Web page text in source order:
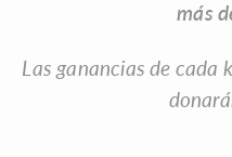
más
Las ganancias de